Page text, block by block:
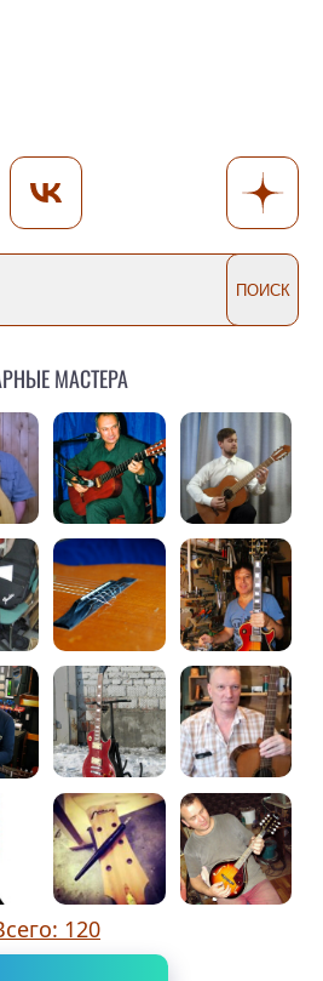
мастера
120